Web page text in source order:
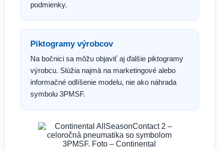
podmienky.
Piktogramy výrobcov
Na bočnici sa môžu objaviť aj ďalšie piktogramy
výrobcu. Slúžia najmä na marketingové alebo
informačné odlíšenie modelu, nie ako náhrada
symbolu 3PMSF.